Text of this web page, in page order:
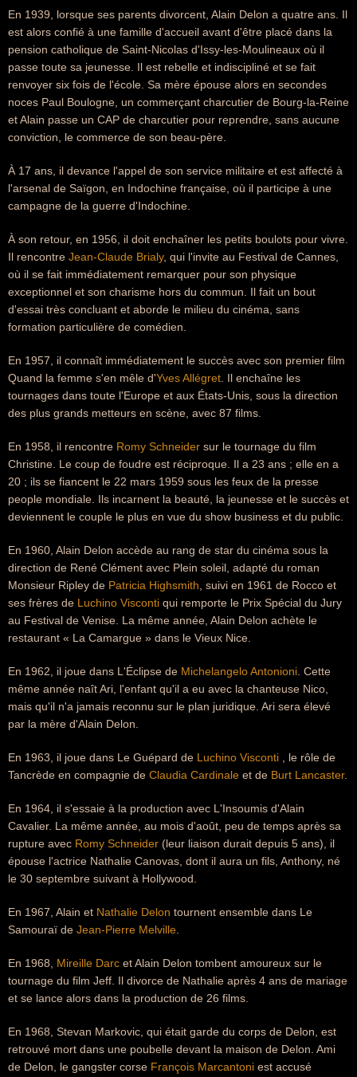
En 1939, lorsque ses parents divorcent, Alain Delon a quatre ans. Il
est alors confié à une famille d'accueil avant d'être placé dans la
pension catholique de Saint-Nicolas d'Issy-les-Moulineaux où il
passe toute sa jeunesse. Il est rebelle et indiscipliné et se fait
renvoyer six fois de l'école. Sa mère épouse alors en secondes
noces Paul Boulogne, un commerçant charcutier de Bourg-la-Reine
et Alain passe un CAP de charcutier pour reprendre, sans aucune
conviction, le commerce de son beau-père.
À 17 ans, il devance l'appel de son service militaire et est affecté à
l'arsenal de Saïgon, en Indochine française, où il participe à une
campagne de la guerre d'Indochine.
À son retour, en 1956, il doit enchaîner les petits boulots pour vivre.
Il rencontre Jean-Claude Brialy, qui l'invite au Festival de Cannes,
où il se fait immédiatement remarquer pour son physique
exceptionnel et son charisme hors du commun. Il fait un bout
d'essai très concluant et aborde le milieu du cinéma, sans
formation particulière de comédien.
En 1957, il connaît immédiatement le succès avec son premier film
Quand la femme s'en mêle d'Yves Allégret . Il enchaîne les
tournages dans toute l'Europe et aux États-Unis, sous la direction
des plus grands metteurs en scène, avec 87 films.
En 1958, il rencontre Romy Schneider sur le tournage du film
Christine. Le coup de foudre est réciproque. Il a 23 ans ; elle en a
20 ; ils se fiancent le 22 mars 1959 sous les feux de la presse
people mondiale. Ils incarnent la beauté, la jeunesse et le succès et
deviennent le couple le plus en vue du show business et du public.
En 1960, Alain Delon accède au rang de star du cinéma sous la
direction de René Clément avec Plein soleil, adapté du roman
Monsieur Ripley de Patricia Highsmith , suivi en 1961 de Rocco et
ses frères de Luchino Visconti qui remporte le Prix Spécial du Jury
au Festival de Venise. La même année, Alain Delon achète le
restaurant « La Camargue » dans le Vieux Nice.
En 1962, il joue dans L'Éclipse de Michelangelo Antonioni . Cette
même année naît Ari, l'enfant qu'il a eu avec la chanteuse Nico,
mais qu'il n'a jamais reconnu sur le plan juridique. Ari sera élevé
par la mère d'Alain Delon.
En 1963, il joue dans Le Guépard de Luchino Visconti , le rôle de
Tancrède en compagnie de Claudia Cardinale et de Burt Lancaster.
En 1964, il s'essaie à la production avec L'Insoumis d'Alain
Cavalier. La même année, au mois d'août, peu de temps après sa
rupture avec Romy Schneider (leur liaison durait depuis 5 ans), il
épouse l'actrice Nathalie Canovas, dont il aura un fils, Anthony, né
le 30 septembre suivant à Hollywood.
En 1967, Alain et Nathalie Delon tournent ensemble dans Le
Samouraï de Jean-Pierre Melville
En 1968, Mireille Darc et Alain Delon tombent amoureux sur le
tournage du film Jeff. Il divorce de Nathalie après 4 ans de mariage
et se lance alors dans la production de 26 films.
En 1968, Stevan Markovic, qui était garde du corps de Delon, est
retrouvé mort dans une poubelle devant la maison de Delon. Ami
de Delon, le gangster corse François Marcantoni est accusé